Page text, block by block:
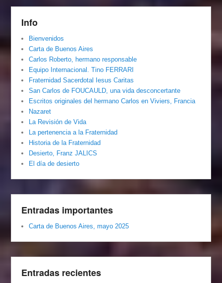
Info
Bienvenidos
Carta de Buenos Aires
Carlos Roberto, hermano responsable
Equipo Internacional. Tino FERRARI
Fraternidad Sacerdotal Iesus Caritas
San Carlos de FOUCAULD, una vida desconcertante
Escritos originales del hermano Carlos en Viviers, Francia
Nazaret
La Revisión de Vida
La pertenencia a la Fraternidad
Historia de la Fraternidad
Desierto, Franz JALICS
El día de desierto
Entradas importantes
Carta de Buenos Aires, mayo 2025
Entradas recientes